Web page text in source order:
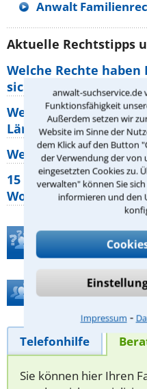
anwalt-suchservice.de
Funktionsfähigkeit
Außerdem setzen wir
Website im Sinne der
dem Klick auf den Button
der Verwendung der von
eingesetzten Cookies zu.
verwalten" können Sie
informieren und den
Impressum ⁃
Anwalt
Aktuelle Rechtstipps
Welche Rechte
sich die Abflugzeiten
Welche Rechte habe
Lärm machen?
Wer muss
15 elementare
Teste
Hilfe bei Ihrer
Telefonhilfe
Sie können hier Ihren